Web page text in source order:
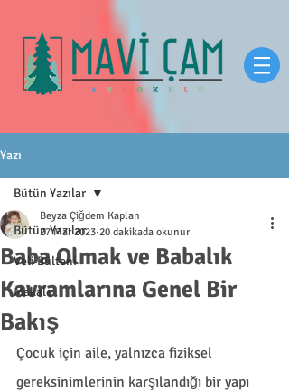
Yazı
Bütün Yazılar
Veli Bülteni
Makale
Bütün Yazılar
Baba Olmak ve Babalık
Kavramlarına Genel Bir
Bakış
Beyza Çiğdem Kaplan
27 Mar 2023 20 dakikada okunur
Çocuk için aile, yalnızca fiziksel
gereksinimlerinin karşılandığı bir yapı